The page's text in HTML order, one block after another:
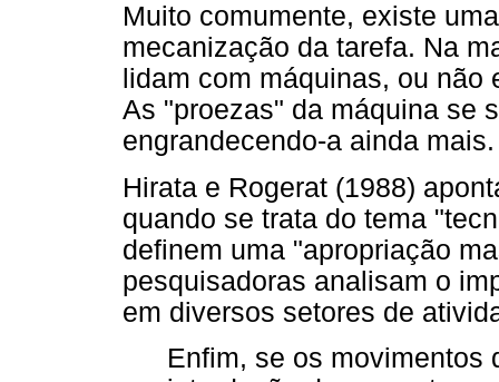
Muito comumente, existe
mecanização da tarefa. Na
lidam com máquinas, ou
As "proezas" da máquina se
engrandecendo-a ainda mais.
Hirata e Rogerat (1988)
quando se trata do tema
definem uma "apropriação
pesquisadoras analisam o
em diversos setores de
Enfim, se os movimentos